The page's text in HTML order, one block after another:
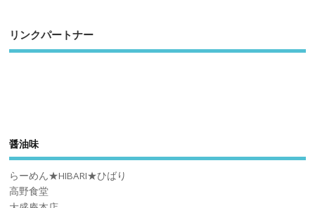
リンクパートナー
醤油味
らーめん★HIBARI★ひばり
高野食堂